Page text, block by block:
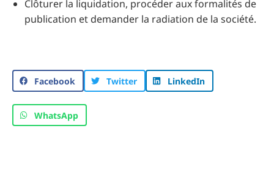
Clôturer la liquidation, procéder aux formalités de
publication et demander la radiation de la société.
Facebook Twitter LinkedIn
WhatsApp